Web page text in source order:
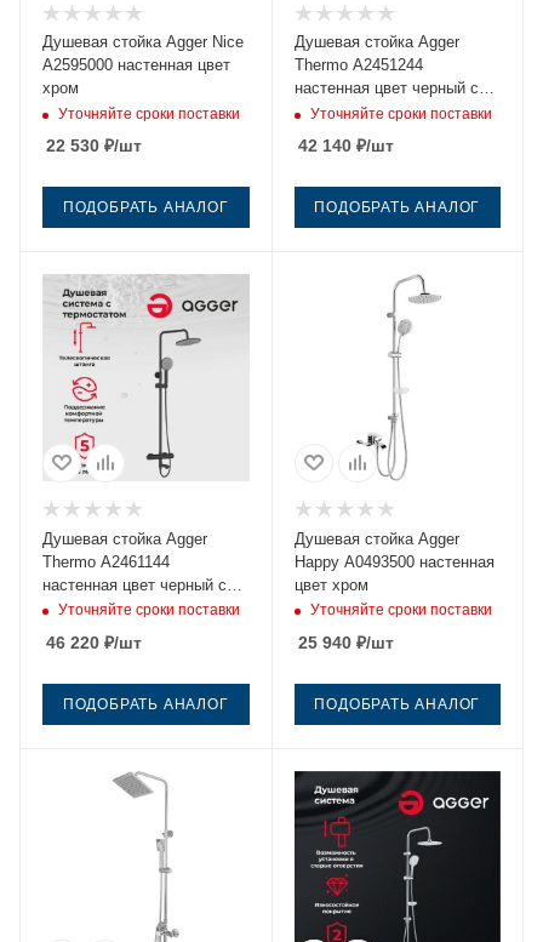
Душевая стойка Agger Nice
A2595000 настенная цвет
хром
Уточняйте сроки поставки
22 530 ₽/шт
ПОДОБРАТЬ АНАЛОГ
Душевая стойка Agger
Thermo A2451244
настенная цвет черный с
термостатом
Уточняйте сроки поставки
42 140₽/шт
ПОДОБРАТЬ АНАЛОГ
Душевая стойка Agger
Thermo A2461144
настенная цвет черный с
термостатом
Уточняйте сроки поставки
46 220 ₽/шт
ПОДОБРАТЬ АНАЛОГ
Душевая стойка Agger
Happy A0493500 настенная
цвет хром
Уточняйте сроки поставки
25 940₽/шт
ПОДОБРАТЬ АНАЛОГ